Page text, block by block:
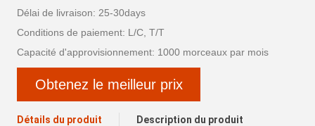
Délai de livraison: 25-30days
Conditions de paiement: L/C, T/T
Capacité d'approvisionnement: 1000 morceaux par mois
Obtenez le meilleur prix
Détails du produit Description du produit